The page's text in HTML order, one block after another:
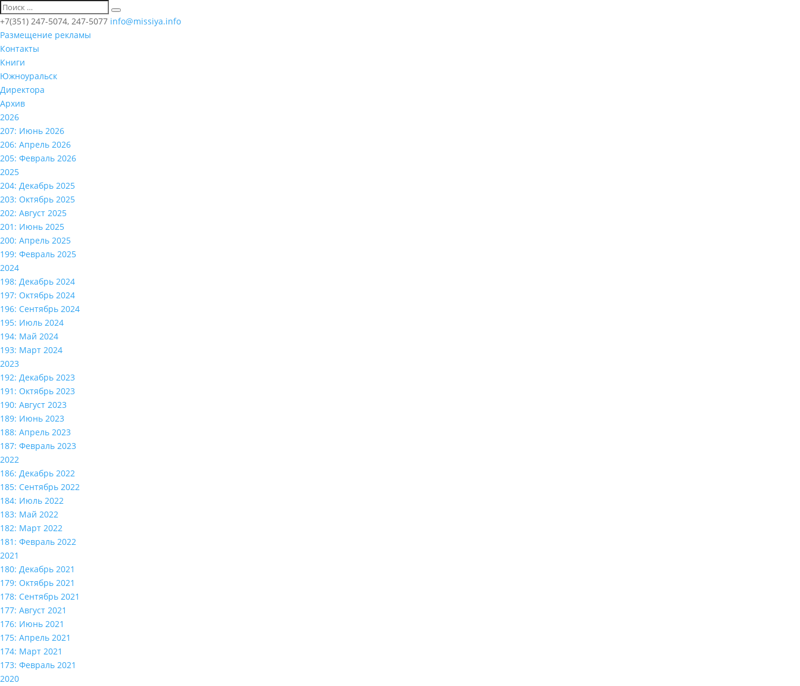
+7(351) 247-5074, 247-5077 info@missiya.info
Размещение рекламы
Контакты
Книги
Южноуральск
Директора
Архив
2026
207: Июнь 2026
206: Апрель 2026
205: Февраль 2026
2025
204: Декабрь 2025
203: Октябрь 2025
202: Август 2025
201: Июнь 2025
200: Апрель 2025
199: Февраль 2025
2024
198: Декабрь 2024
197: Октябрь 2024
196: Сентябрь 2024
195: Июль 2024
194: Май 2024
193: Март 2024
2023
192: Декабрь 2023
191: Октябрь 2023
190: Август 2023
189: Июнь 2023
188: Апрель 2023
187: Февраль 2023
2022
186: Декабрь 2022
185: Сентябрь 2022
184: Июль 2022
183: Май 2022
182: Март 2022
181: Февраль 2022
2021
180: Декабрь 2021
179: Октябрь 2021
178: Сентябрь 2021
177: Август 2021
176: Июнь 2021
175: Апрель 2021
174: Март 2021
173: Февраль 2021
2020